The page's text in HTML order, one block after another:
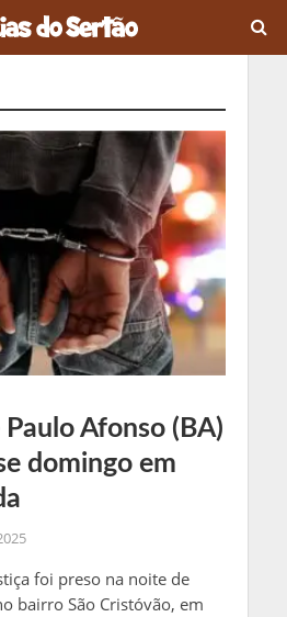
Paulo Afonso (BA)
domingo em
foi preso na noite de
bairro São Cristóvão, em